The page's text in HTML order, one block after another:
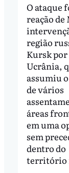
O ataque
reação de
região
Kursk
Ucrânia,
assumiu
de vários
áreas
em uma
sem
dentro do
território